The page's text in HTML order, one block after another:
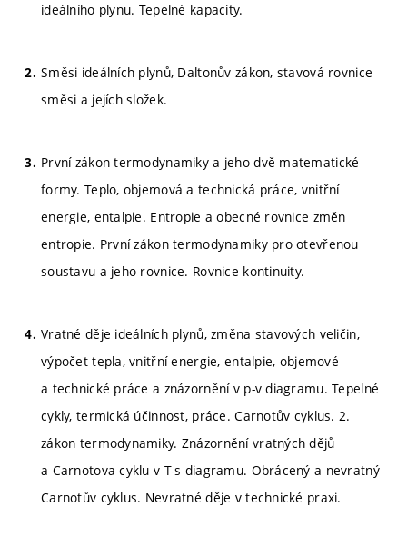
ideálního plynu. Tepelné kapacity.
Směsi ideálních plynů, Daltonův zákon, stavová rovnice
směsi a jejích složek.
První zákon termodynamiky a jeho dvě matematické
formy. Teplo, objemová a technická práce, vnitřní
energie, entalpie. Entropie a obecné rovnice změn
entropie. První zákon termodynamiky pro otevřenou
soustavu a jeho rovnice. Rovnice kontinuity.
Vratné děje ideálních plynů, změna stavových veličin,
výpočet tepla, vnitřní energie, entalpie, objemové
a technické práce a znázornění v p-v diagramu. Tepelné
cykly, termická účinnost, práce. Carnotův cyklus. 2.
zákon termodynamiky. Znázornění vratných dějů
a Carnotova cyklu v T-s diagramu. Obrácený a nevratný
Carnotův cyklus. Nevratné děje v technické praxi.